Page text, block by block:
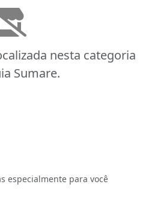
nesta categoria
Sumare.
especialmente para você